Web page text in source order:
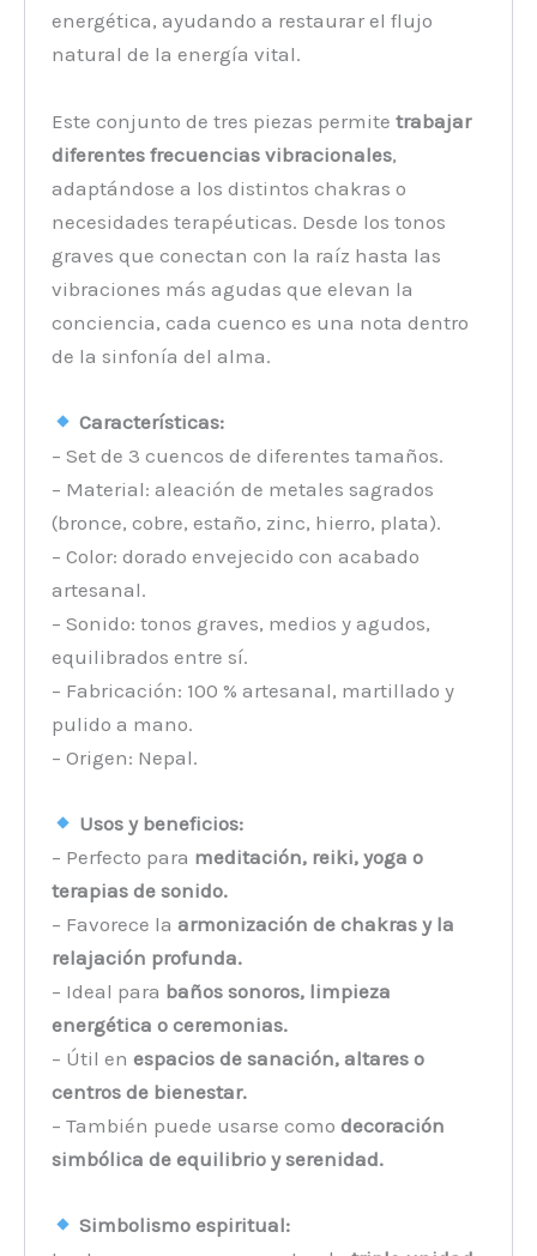
energética, ayudando a restaurar el flujo
natural de la energía vital.
Este conjunto de tres piezas permitetrabajar
diferentes frecuencias vibracionales,
adaptándose a los distintos chakras o
necesidades terapéuticas. Desde los tonos
graves que conectan con la raíz hasta las
vibraciones más agudas que elevan la
conciencia, cada cuenco es una nota dentro
de la sinfonía del alma.
Características:
– Set de 3 cuencos de diferentes tamaños.
– Material: aleación de metales sagrados
(bronce, cobre, estaño, zinc, hierro, plata).
– Color: dorado envejecido con acabado
artesanal.
– Sonido: tonos graves, medios y agudos,
equilibrados entre sí.
– Fabricación: 100 % artesanal, martillado y
pulido a mano.
– Origen: Nepal.
Usos y beneficios:
– Perfecto para meditación, reiki, yoga o
terapias de sonido.
– Favorece laarmonización de chakras y la
relajación profunda.
– Ideal para baños sonoros, limpieza
energética o ceremonias.
– Útil enespacios de sanación, altares o
centros de bienestar.
– También puede usarse comodecoración
simbólica de equilibrio y serenidad.
Simbolismo espiritual: